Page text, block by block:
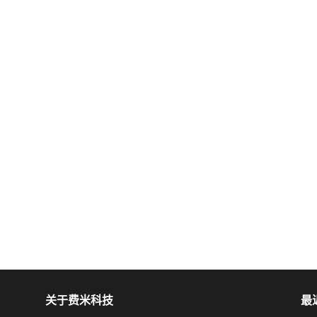
关于费米科技 最